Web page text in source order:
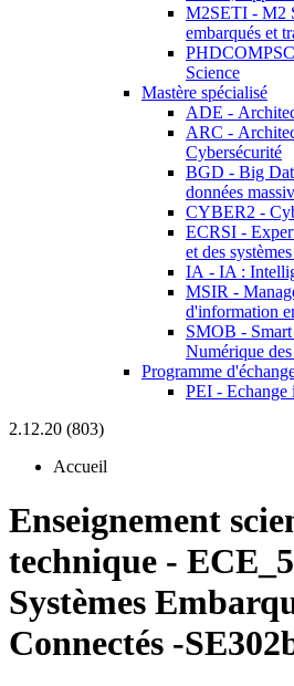
M2SETI - M2
embarqués et
Science
Mastère spécialisé
ADE -
ARC -
Cybersécurité
BGD - Big
données
CYBER2 -
ECRSI -
et des
IA - IA :
MSIR -
d'information
SMOB -
Numérique
Programme
PEI - Echange
2.12.20 (803)
Accueil
Enseignement
technique -
Systèmes
Connectés -